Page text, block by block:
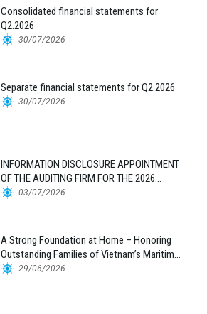
Consolidated financial statements for
Q2.2026
30/07/2026
Separate financial statements for Q2.2026
30/07/2026
INFORMATION DISCLOSURE APPOINTMENT
OF THE AUDITING FIRM FOR THE 2026
FINANCIAL STATEMENTS
03/07/2026
A Strong Foundation at Home – Honoring
Outstanding Families of Vietnam’s Maritime
Workforce
29/06/2026